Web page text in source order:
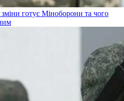
зміни готує Міноборони та чого